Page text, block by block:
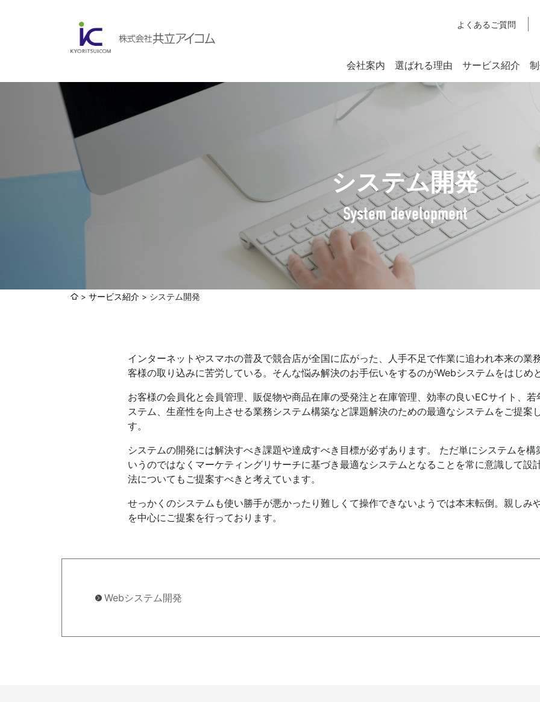
よくあるご質問
会社案内
ABOUBT US
会社概要 社長挨拶 企業理念
SDGsへの取り組みについて
情報セキュリティ基本方針 個人情報・特定個人情報保護方針 個人情報の取扱いについ
中核的労働要求事項に関する方針声明 SECURITY ACTIONの「二つ星」宣言
選ばれる理由 サービス紹介
Web制作・ホームページ制作
WEB
ランディングページ制作
Web分析・改善・コンサルティング
UI・UXデザイン設計
システム開発
トータルプロモーション
イベント運営
コンテンツ制作
採用プロモーション
在庫管理システム(azkaru)
システム開発
System development
サービス紹介 システム開発
インターネットやスマホの普及で競合店が全国に広がった、人手不足で作業に追われ本来の業
客様の取り込みに苦労している。そんな悩み解決のお手伝いをするのがWebシステムをはじめ
お客様の会員化と会員管理、販促物や商品在庫の受発注と在庫管理、効率の良いECサイト、
ステム、生産性を向上させる業務システム構築など課題解決のための最適なシステムをご提案
す。
システムの開発には解決すべき課題や達成すべき目標が必ずあります。 ただ単にシステムを
いうのではなくマーケティングリサーチに基づき最適なシステムとなることを常に意識して設
法についてもご提案すべきと考えています。
せっかくのシステムも使い勝手が悪かったり難しくて操作できないようでは本末転倒。親しみ
を中心にご提案を行っております。
Webシステム開発